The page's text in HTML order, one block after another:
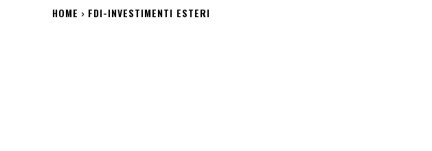
HOME FDI-INVESTIMENTI ESTERI